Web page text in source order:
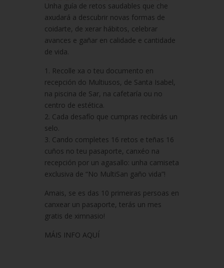
Unha guía de retos saudables que che
axudará a descubrir novas formas de
coidarte, de xerar hábitos, celebrar
avances e gañar en calidade e cantidade
de vida.
1. Recolle xa o teu documento en
recepción do Multiusos, de Santa Isabel,
na piscina de Sar, na cafetaría ou no
centro de estética.
2. Cada desafío que cumpras recibirás un
selo.
3. Cando completes 16 retos e teñas 16
cuños no teu pasaporte, canxéo na
recepción por un agasallo: unha camiseta
exclusiva de “No MultiSan gaño vida”!
Amais, se es das 10 primeiras persoas en
canxear un pasaporte, terás un mes
gratis de ximnasio!
MÁIS INFO AQUÍ